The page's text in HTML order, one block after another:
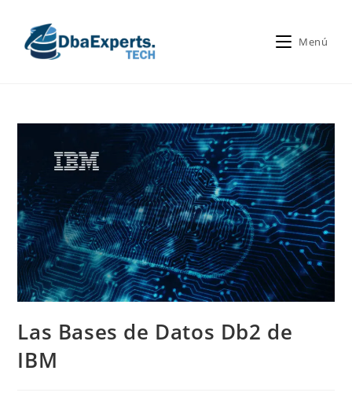
Menú
Las Bases de Datos Db2 de
IBM